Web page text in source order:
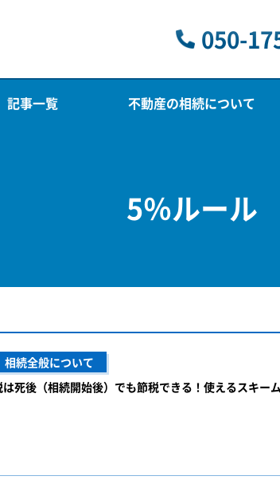
050-
記事一覧 不動産の相続について
5％ルール
相続全般について
死後（相続開始後）でも節税できる！使えるスキー